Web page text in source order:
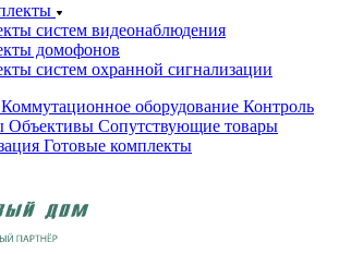
систем видеонаблюдения
домофонов
систем охранной сигнализации
Коммутационное оборудование Контроль
Объективы Сопутствующие товары
Готовые комплекты